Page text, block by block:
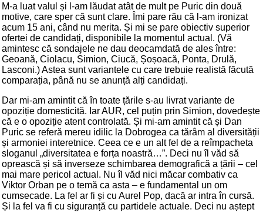
M-a luat valul și l-am lăudat atât de mult pe Puric din două
motive, care sper că sunt clare. Îmi pare rău că l-am ironizat
acum 15 ani, când nu merita. Și mi se pare obiectiv superior
ofertei de candidați, disponibile la momentul actual. (Vă
amintesc că sondajele ne dau deocamdată de ales între:
Geoană, Ciolacu, Simion, Ciucă, Șoșoacă, Ponta, Drulă,
Lasconi.) Astea sunt variantele cu care trebuie realistă făcută
comparația, până nu se anunță alți candidați.
Dar mi-am amintit că în toate țările s-au livrat variante de
opoziție domesticită. Iar AUR, cel puțin prin Simion, dovedește
că e o opoziție atent controlată. Și mi-am amintit că și Dan
Puric se referă mereu idilic la Dobrogea ca tărâm al diversității
și armoniei interetnice. Ceea ce e un alt fel de a reîmpacheta
sloganul „diversitatea e forța noastră…”. Deci nu îl văd să
oprească și să inverseze schimbarea demografică a țării – cel
mai mare pericol actual. Nu îl văd nici măcar combativ ca
Viktor Orban pe o temă ca asta – e fundamental un om
cumsecade. La fel ar fi și cu Aurel Pop, dacă ar intra în cursă.
Și la fel va fi cu siguranță cu partidele actuale. Deci nu aștept